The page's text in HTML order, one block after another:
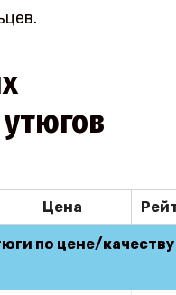
Цена
по цене/